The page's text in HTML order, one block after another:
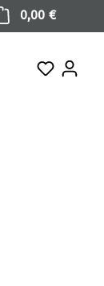
Hai 0
0,00 €Il